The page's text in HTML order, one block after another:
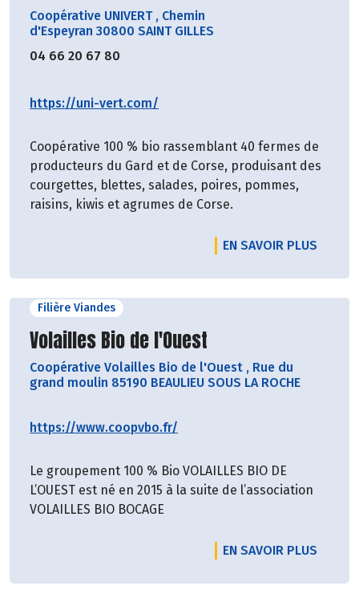
Coopérative UNIVERT , Chemin
d'Espeyran 30800 SAINT GILLES
04 66 20 67 80
https://uni-vert.com/
Coopérative 100 % bio rassemblant 40 fermes de
producteurs du Gard et de Corse, produisant des
courgettes, blettes, salades, poires, pommes,
raisins, kiwis et agrumes de Corse.
EN SAVOIR PLUS
Filière Viandes
Découvrir le producteur
Volailles Bio de l'Ouest
Coopérative Volailles Bio de l'Ouest , Rue du
grand moulin 85190 BEAULIEU SOUS LA ROCHE
https://www.coopvbo.fr/
Le groupement 100 % Bio VOLAILLES BIO DE
L’OUEST est né en 2015 à la suite de l’association
VOLAILLES BIO BOCAGE
EN SAVOIR PLUS